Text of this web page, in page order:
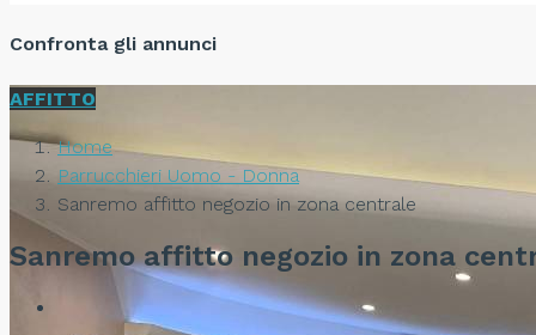
Confronta gli annunci
AFFITTO
Home
Parrucchieri Uomo - Donna
Sanremo affitto negozio in zona centrale
Sanremo affitto negozio in zona